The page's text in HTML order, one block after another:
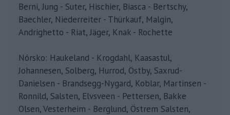
Berni, Jung - Suter, Hischier, Biasca - Bertschy,
Baechler, Niederreiter - Thürkauf, Malgin,
Andrighetto - Riat, Jäger, Knak - Rochette
Nórsko: Haukeland - Krogdahl, Kaasastul,
Johannesen, Solberg, Hurrod, Östby, Saxrud-
Danielsen - Brandsegg-Nygard, Koblar, Martinsen -
Ronnild, Salsten, Elvsveen - Pettersen, Bakke
Olsen, Vesterheim - Berglund, Östrem Salsten,